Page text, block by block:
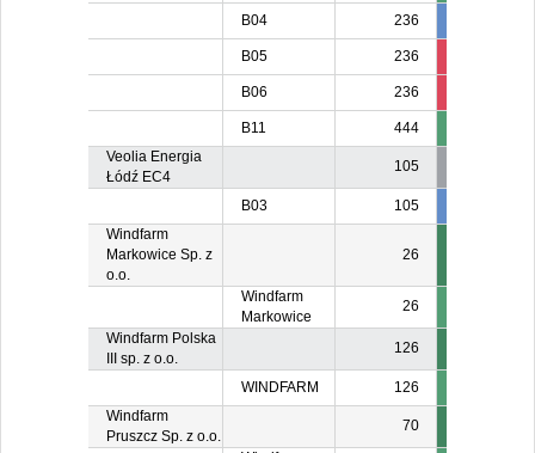
B04 236
B05 236
B06 236
B11 444
Veolia Energia
Łódź EC4
105
B03 105
Windfarm
Markowice Sp. z
o.o.
26
Windfarm
Markowice
26
Windfarm Polska
III sp. z o.o.
126
WINDFARM
126
Windfarm
Pruszcz Sp. z o.o.
70